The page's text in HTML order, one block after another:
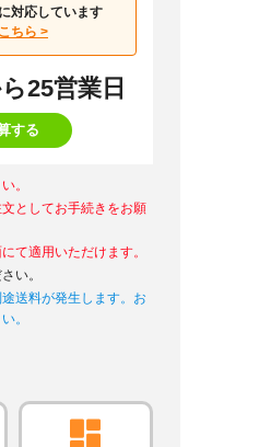
対応しています
ちら >
25営業日
する
。
としてお手続きをお願
て適用いただけます。
い。
送料が発生します。お
。